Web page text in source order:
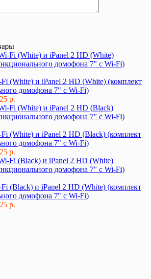
(White) и iPanel 2 HD (White) (комплект
домофона 7" с Wi-Fi)
р.
(White) и iPanel 2 HD (Black) (комплект
домофона 7" с Wi-Fi)
р.
(Black) и iPanel 2 HD (White) (комплект
домофона 7" с Wi-Fi)
р.